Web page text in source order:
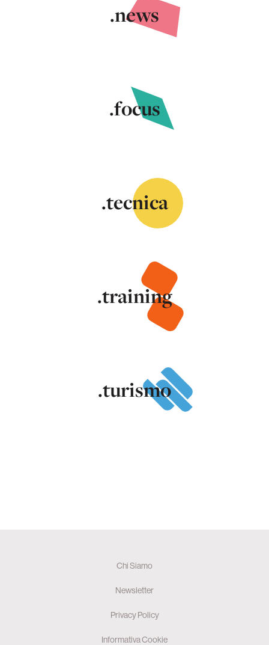
.news
.focus
.tecnica
.training
.turismo
Chi Siamo
Newsletter
Privacy Policy
Informativa Cookie